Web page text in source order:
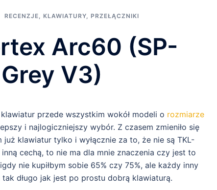
RECENZJE, KLAWIATURY, PRZEŁĄCZNIKI
Arc60 (SP-
V3)
przede wszystkim wokół modeli o rozmiarze
i najlogiczniejszy wybór. Z czasem zmieniło się
klawiatur tylko i wyłącznie za to, że nie są TKL-
cechą, to nie ma dla mnie znaczenia czy jest to
nie kupiłbym sobie 65% czy 75%, ale każdy inny
długo jak jest po prostu dobrą klawiaturą.